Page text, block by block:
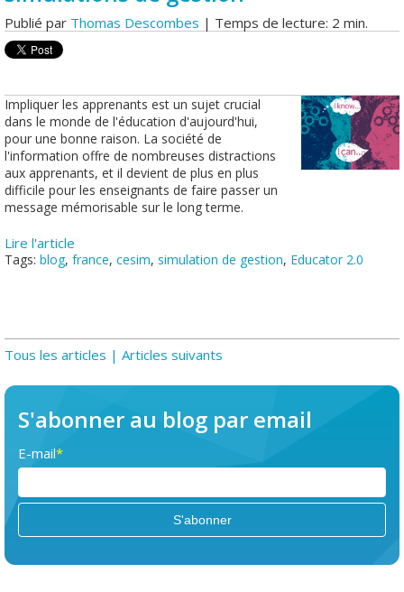
Publié par Thomas Descombes | Temps de lecture: 2 min.
Impliquer les apprenants est un sujet crucial
dans le monde de l'éducation d'aujourd'hui,
pour une bonne raison. La société de
l'information offre de nombreuses distractions
aux apprenants, et il devient de plus en plus
difficile pour les enseignants de faire passer un
message mémorisable sur le long terme.
Lire l'article
Tags: blog, france, cesim, simulation de gestion, Educator 2.0
Tous les articles | Articles suivants
S'abonner au blog par email
E-mail*